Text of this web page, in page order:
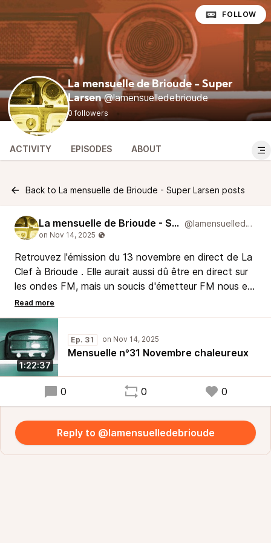
La mensuelle de Brioude - Super
Larsen @lamensuelledebrioude
0 followers
FOLLOW
ACTIVITY EPISODES ABOUT
Back to La mensuelle de Brioude - Super Larsen posts
La mensuelle de Brioude - Super Larsen @lamensuelledebrioude
Retrouvez l'émission du 13 novembre en direct de La
Clef à Brioude . Elle aurait aussi dû être en direct sur
les ondes FM, mais un soucis d'émetteur FM nous en
a empêché.
Le problème sera vite réparé et attendant, retrouvez
en podcast cette émission riche d'interviews, de
chronique et de poésie.
1:22:37
Ep. 31
Mensuelle n°31 Novembre chaleureux
0 0 0
Reply to @lamensuelledebrioude